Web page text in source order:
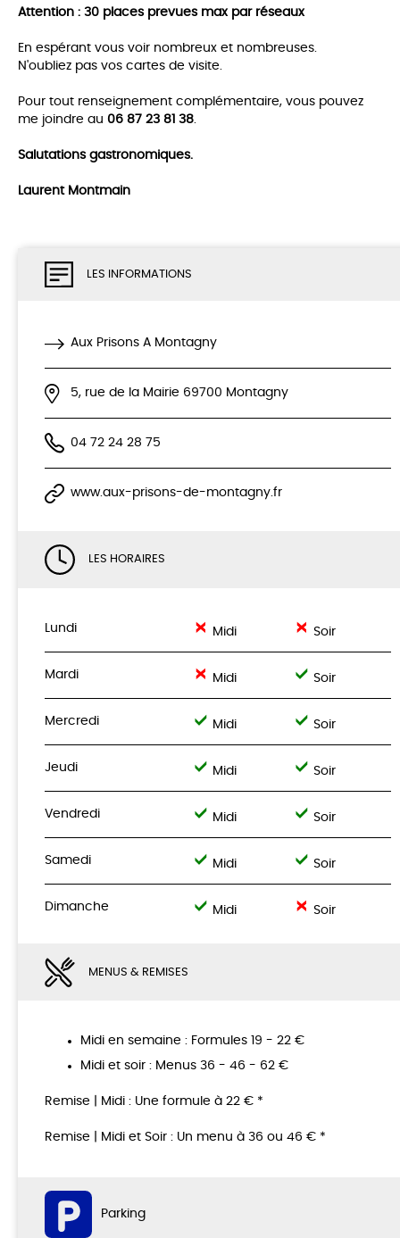
LES INFORMATIONS
Aux Prisons A Montagny
5, rue de la Mairie 69700 Montagny
04 72 24 28 75
www.aux-prisons-de-montagny.fr
LES HORAIRES
Lundi Midi Soir
Mardi Midi Soir
Mercredi Midi Soir
Jeudi Midi Soir
Vendredi Midi Soir
Samedi Midi Soir
Dimanche Midi Soir
MENUS & REMISES
Midi en semaine : Formules 19 - 22 €
Midi et soir : Menus 36 - 46 - 62 €
Remise | Midi : Une formule à 22 € *
Remise | Midi et Soir : Un menu à 36 ou 46 € *
Parking
Attention : 30 places prevues max par réseaux
En espérant vous voir nombreux et nombreuses.
N'oubliez pas vos cartes de visite.
Pour tout renseignement complémentaire, vous pouvez
me joindre au 06 87 23 81 38.
Salutations gastronomiques.
Laurent Montmain